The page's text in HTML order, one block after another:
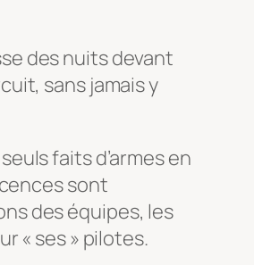
des nuits devant
sans jamais y
faits d’armes en
sont
des équipes, les
« ses » pilotes.